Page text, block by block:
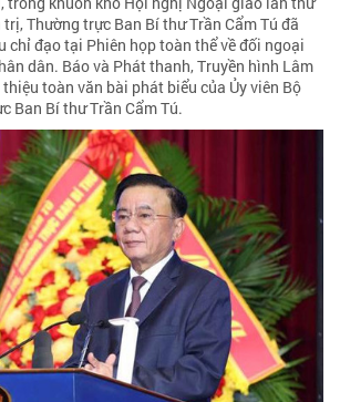
trị, Thường trực Ban Bí thư Trần Cẩm Tú đã
chỉ đạo tại Phiên họp toàn thể về đối ngoại
dân. Báo và Phát thanh, Truyền hình Lâm
toàn văn bài phát biểu của Ủy viên Bộ
Ban Bí thư Trần Cẩm Tú.